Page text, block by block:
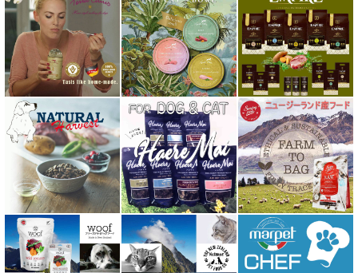
バイオトロール・バイオフレッシュ Byotrol
バリアサプリ
Haere Mai ハレマエ
阪急ハロードッグ
プロバイオデンタルPet
ビィ・ナチュラル be-NatuRal
ヒマラヤ ドッグ チーズ チュウ
ファープラスト 歯みがきガム